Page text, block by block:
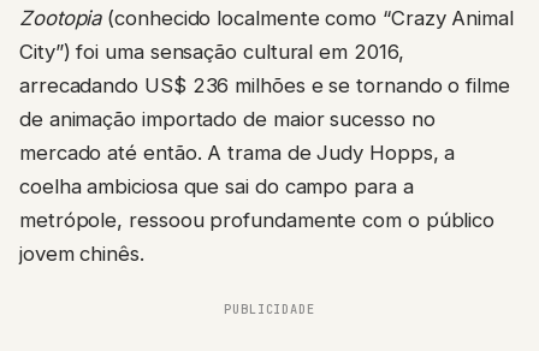
Zootopia(conhecido localmente como “Crazy Animal
City”) foi uma sensação cultural em 2016,
arrecadando US$ 236 milhões e se tornando o filme
de animação importado de maior sucesso no
mercado até então. A trama de Judy Hopps, a
coelha ambiciosa que sai do campo para a
metrópole, ressoou profundamente com o público
jovem chinês.
PUBLICIDADE